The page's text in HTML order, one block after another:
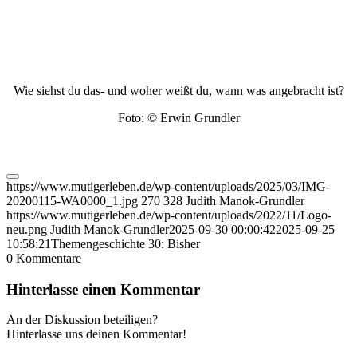
Wie siehst du das- und woher weißt du, wann was angebracht ist?
Foto: © Erwin Grundler
https://www.mutigerleben.de/wp-content/uploads/2025/03/IMG-
20200115-WA0000_1.jpg 270 328 Judith Manok-Grundler
https://www.mutigerleben.de/wp-content/uploads/2022/11/Logo-
neu.png Judith Manok-Grundler2025-09-30 00:00:422025-09-25
10:58:21Themengeschichte 30: Bisher
0 Kommentare
Hinterlasse einen Kommentar
An der Diskussion beteiligen?
Hinterlasse uns deinen Kommentar!